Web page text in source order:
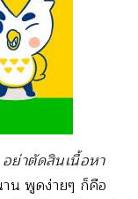
อย่าตัดสินเนื้อหา
น พูดง่ายๆ ก็คือ